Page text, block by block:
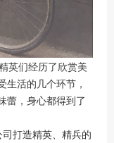
英们经历了欣赏美
生活的几个环节，
蕾，身心都得到了
打造精英、精兵的